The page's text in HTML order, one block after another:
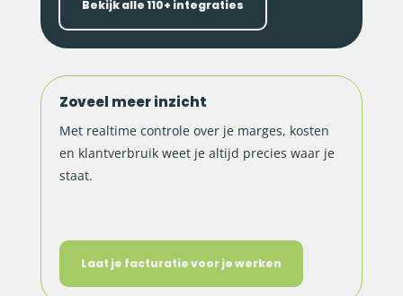
Bekijk alle 110+ integraties
Zoveel meer inzicht
Met realtime controle over je marges, kosten
en klantverbruik weet je altijd precies waar je
staat.
Laat je facturatie voor je werken